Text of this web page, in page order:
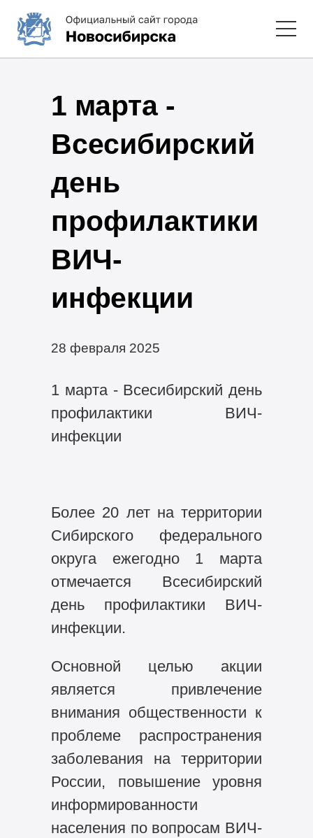
1 марта -
Всесибирский
день
профилактики
ВИЧ-
инфекции
28 февраля 2025
1 марта - Всесибирский день
профилактики ВИЧ-
инфекции
Более 20 лет на территории
Сибирского федерального
округа ежегодно 1 марта
отмечается Всесибирский
день профилактики ВИЧ-
инфекции.
Основной целью акции
является привлечение
внимания общественности к
проблеме распространения
заболевания на территории
России, повышение уровня
информированности
населения по вопросам ВИЧ-